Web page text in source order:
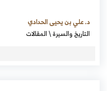
د. علي بن يحيى الحدادي
التاريخ والسيرة\المقالات